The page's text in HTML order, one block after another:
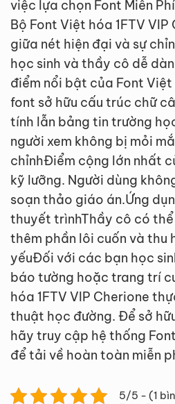
việc lựa chọn Font Miễn
Bộ Font Việt hóa 1FTV
giữa nét hiện đại và sự
học sinh và thầy cô dễ
điểm nổi bật của Font
font sở hữu cấu trúc chữ
tính lẫn bảng tin trường
người xem không bị mỏi
chỉnhĐiểm cộng lớn nhất
kỹ lưỡng. Người dùng
soạn thảo giáo án.Ứng
thuyết trìnhThầy cô có
thêm phần lôi cuốn và thu
yếuĐối với các bạn học
báo tường hoặc trang trí
hóa 1FTV VIP Cherione
thuật học đường. Để sở
hãy truy cập hệ thống
để tải về hoàn toàn miễn
5/5 - (1